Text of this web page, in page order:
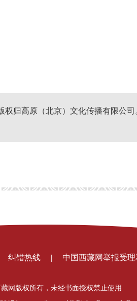
归高原（北京）文化传播有限公司
纠错热线 | 中国西藏网举报受
网版权所有，未经书面授权禁止使用